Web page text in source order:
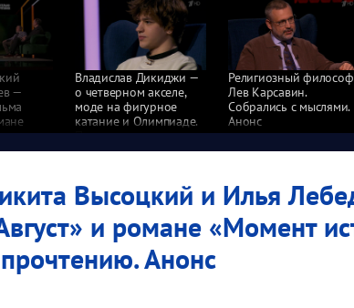
—
Владислав Дикиджи —
о четверном акселе,
моде на фигурное
катание и Олимпиаде.
Произвольная
программа. Анонс
Религиозный философ
Лев Карсавин.
Собрались с мыслями.
Анонс
Высоцкий и Илья
и романе «Момент
Анонс